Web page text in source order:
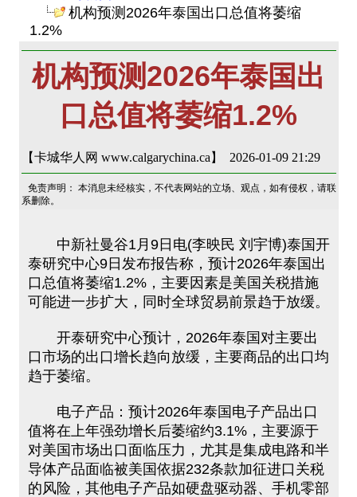
机构预测2026年泰国出口总值将萎缩
1.2%
机构预测2026年泰国出
口总值将萎缩1.2%
【卡城华人网 www.calgarychina.ca】 2026-01-09 21:29
免责声明： 本消息未经核实，不代表网站的立场、观点，如有侵权，请联
系删除。
中新社曼谷1月9日电(李映民 刘宇博)泰国开
泰研究中心9日发布报告称，预计2026年泰国出
口总值将萎缩1.2%，主要因素是美国关税措施
可能进一步扩大，同时全球贸易前景趋于放缓。
开泰研究中心预计，2026年泰国对主要出
口市场的出口增长趋向放缓，主要商品的出口均
趋于萎缩。
电子产品：预计2026年泰国电子产品出口
值将在上年强劲增长后萎缩约3.1%，主要源于
对美国市场出口面临压力，尤其是集成电路和半
导体产品面临被美国依据232条款加征进口关税
的风险，其他电子产品如硬盘驱动器、手机零部